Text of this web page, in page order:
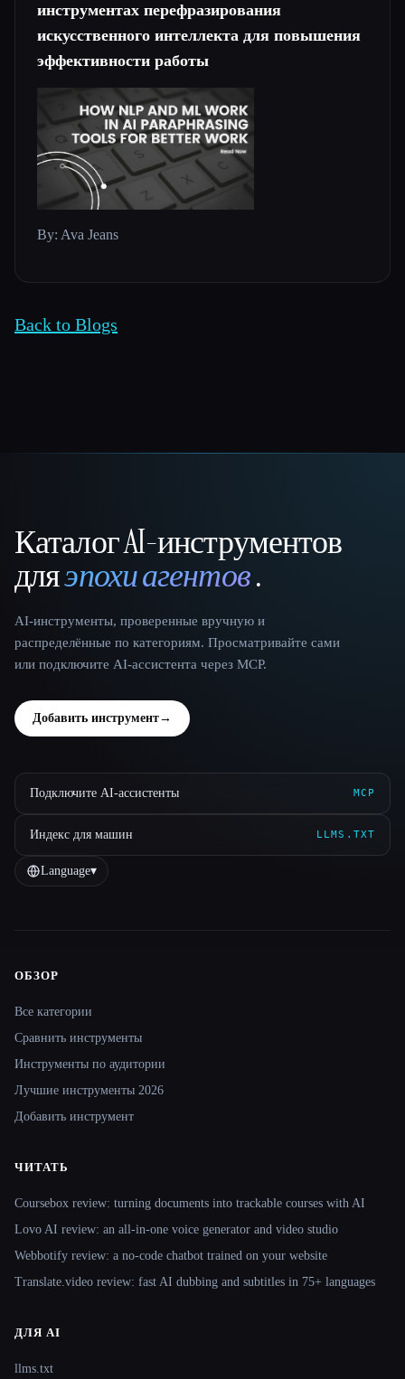
инструментах перефразирования
искусственного интеллекта для повышения
эффективности работы
By: Ava Jeans
Back to Blogs
That AI Collection
Каталог AI-инструментов
дляэпохи агентов.
AI-инструменты, проверенные вручную и
распределённые по категориям. Просматривайте сами
или подключите AI-ассистента через MCP.
Добавить инструмент→
Подключите AI-ассистенты MCP
Индекс для машин LLMS.TXT
Language▾
ОБЗОР
Все категории
Сравнить инструменты
Инструменты по аудитории
Лучшие инструменты 2026
Добавить инструмент
ЧИТАТЬ
Coursebox review: turning documents into trackable courses with AI
Lovo AI review: an all-in-one voice generator and video studio
Webbotify review: a no-code chatbot trained on your website
Translate.video review: fast AI dubbing and subtitles in 75+ languages
ДЛЯ AI
llms.txt